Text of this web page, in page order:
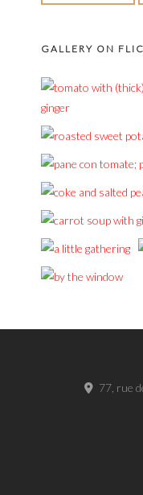
GALLERY ON
77, rue